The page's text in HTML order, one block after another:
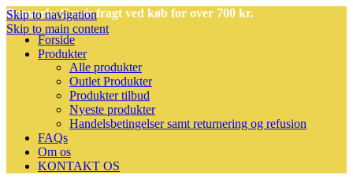
Skip to navigation
Skip to main content
Bemærk: Gratis fragt ved køb for over 700 kr.
Forside
Produkter
Alle produkter
Outlet Produkter
Produkter tilbud
Nyeste produkter
Handelsbetingelser samt returnering og refusion
FAQs
Om os
KONTAKT OS